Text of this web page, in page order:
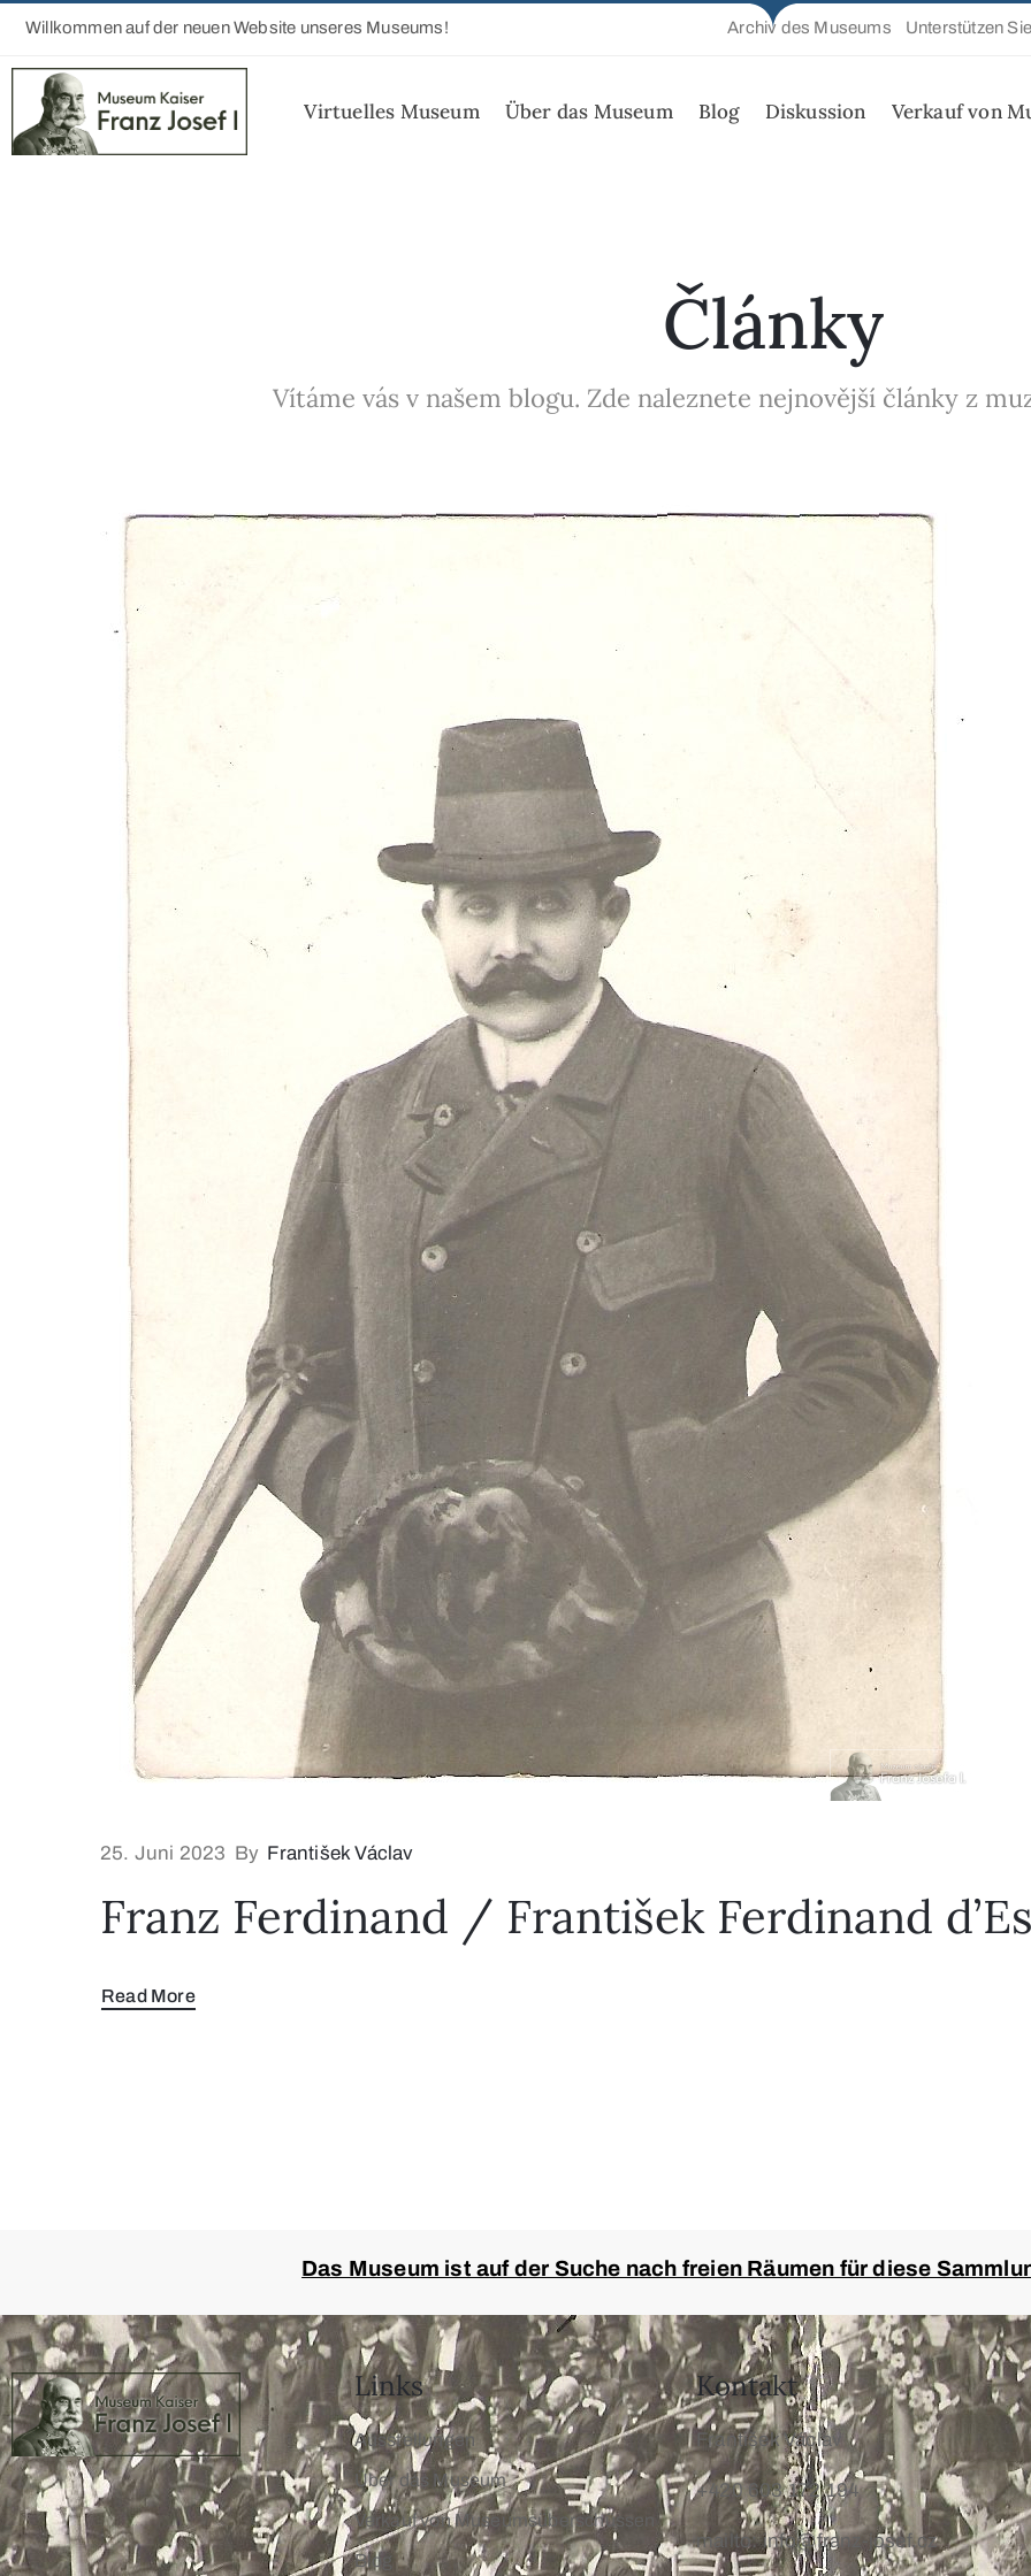
Willkommen auf der neuen Website unseres Museums! Archiv des Museums Unterstützen
Virtuelles Museum Über das Museum Blog Diskussion Verkauf von
Články
Vítáme vás v našem blogu. Zde naleznete nejnovější články z
25. Juni 2023 By František Václav
Franz Ferdinand / František Ferdinand
Read More
Das Museum ist auf der Suche nach freien Räumen für diese
Links
Ausstellungen
Über das Museum
Verkauf von Museumsüberschüssen
Blog
Kontakt
František Václav
+420 603 172 194
mailto: info@franz-josef.cz